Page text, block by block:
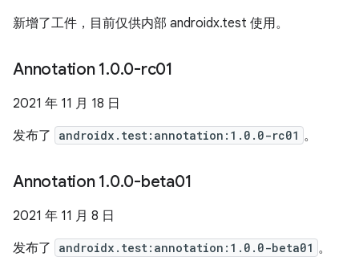
新增了工件，目前仅供内部 androidx.test 使用。
Annotation 1.0.0-rc01
2021 年 11 月 18 日
发布了
androidx.test:annotation:1.0.0-rc01 。
Annotation 1.0.0-beta01
2021 年 11 月 8 日
发布了
androidx.test:annotation:1.0.0-beta01 。